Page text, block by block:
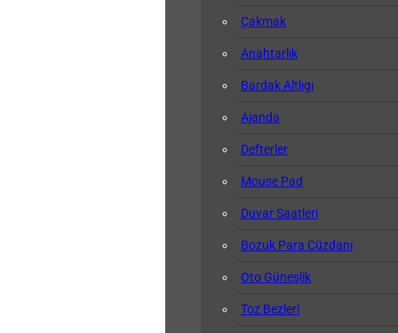
Çakmak
Anahtarlık
Bardak Altlıgı
Ajanda
Defterler
Mouse Pad
Duvar Saatleri
Bozuk Para Cüzdanı
Oto Güneşlik
Toz Bezleri